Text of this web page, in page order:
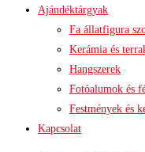
Ajándéktárgyak
Fa állatfigura
Kerámia és
Hangszerek
Fotóalumok és
Festmények és
Kapcsolat